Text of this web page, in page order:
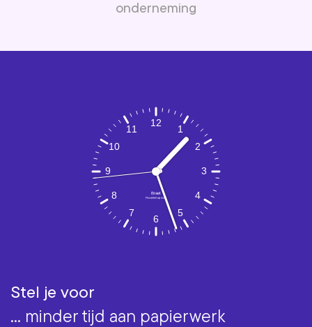
onderneming
Stel je voor
... minder tijd aan papierwerk